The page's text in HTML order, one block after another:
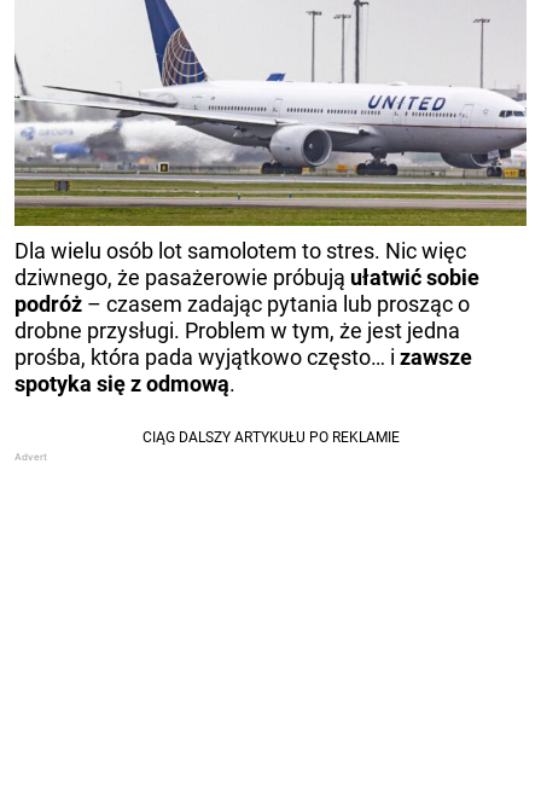
Dla wielu osób lot samolotem to stres. Nic więc
dziwnego, że pasażerowie próbują ułatwić sobie
podróż – czasem zadając pytania lub prosząc o
drobne przysługi. Problem w tym, że jest jedna
prośba, która pada wyjątkowo często… i zawsze
spotyka się z odmową.